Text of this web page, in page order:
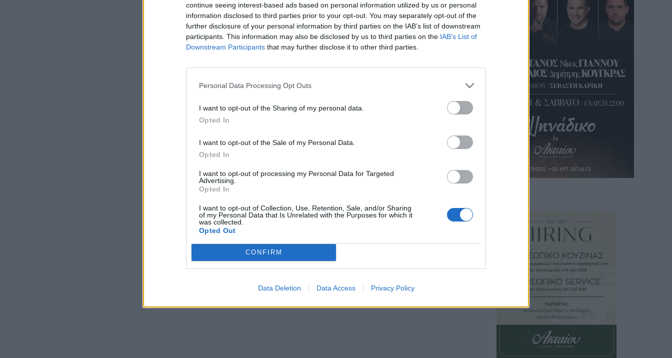
continue seeing interest-based ads based on personal information utilized by us or personal
information disclosed to third parties prior to your opt-out. You may separately opt-out of the
further disclosure of your personal information by third parties on the IAB’s list of downstream
participants. This information may also be disclosed by us to third parties on the IAB’s List of
Downstream Participants that may further disclose it to other third parties.
Personal Data Processing Opt Outs
I want to opt-out of the Sharing of my personal data.
Opted In
I want to opt-out of the Sale of my Personal Data.
Opted In
I want to opt-out of processing my Personal Data for Targeted
Advertising.
Opted In
I want to opt-out of Collection, Use, Retention, Sale, and/or Sharing
of my Personal Data that Is Unrelated with the Purposes for which it
was collected.
Opted Out
CONFIRM
Data Deletion Data Access Privacy Policy